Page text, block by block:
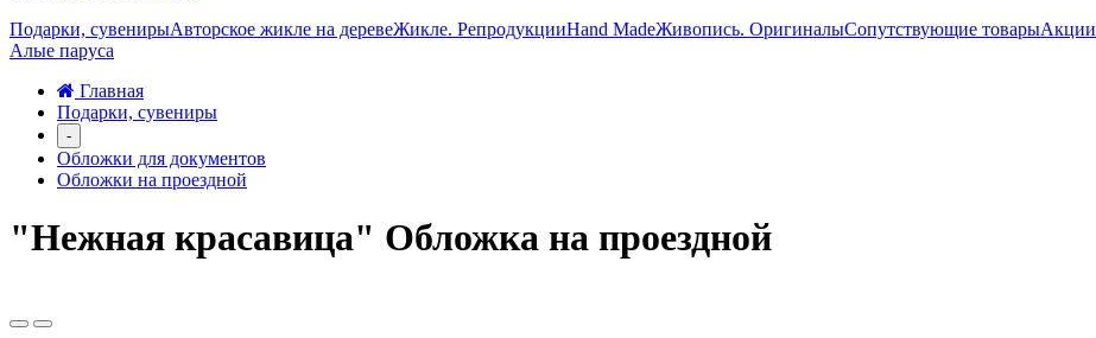
Подарки, сувенирыАвторское жикле на деревеЖикле. РепродукцииHand MadeЖивопись. ОригиналыСопутствующие товарыАкции
Алые паруса
Главная
Подарки, сувениры
-
Обложки для документов
Обложки на проездной
"Нежная красавица" Обложка на проездной